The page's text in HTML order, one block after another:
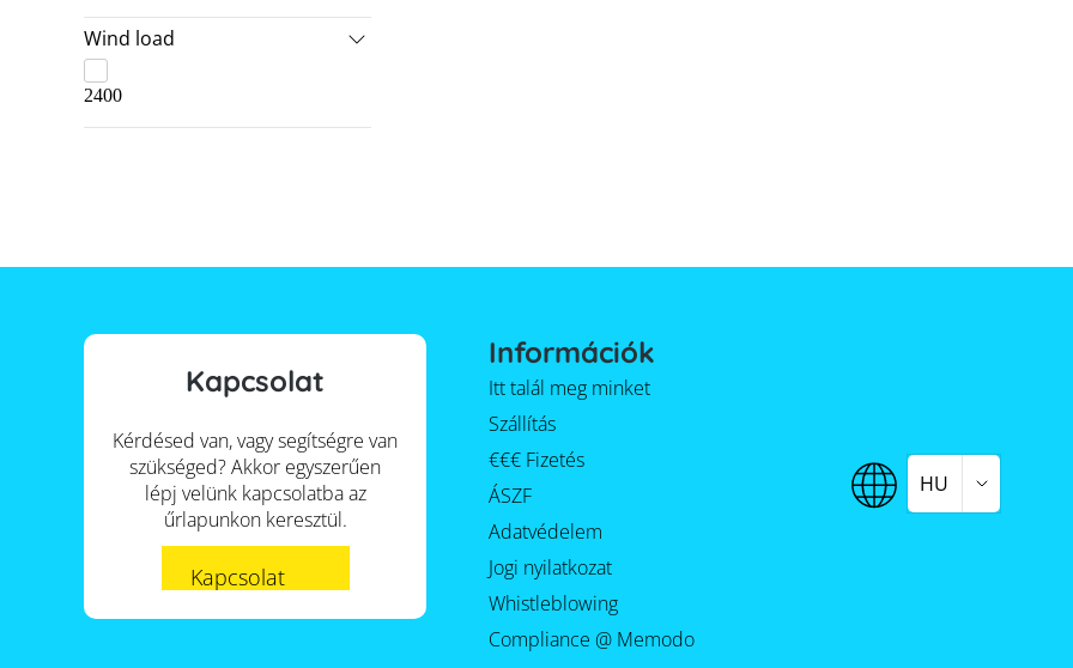
Wind load
2400
Kapcsolat
Kérdésed van, vagy segítségre van
szükséged? Akkor egyszerűen
lépj velünk kapcsolatba az
űrlapunkon keresztül.
Kapcsolat
Információk
Itt talál meg minket
Szállítás
€€€ Fizetés
ÁSZF
Adatvédelem
Jogi nyilatkozat
Whistleblowing
Compliance @ Memodo
HU